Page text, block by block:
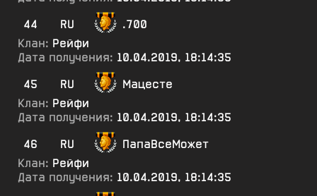
44
RU
.700
Клан: Рейфи
Дата получения: 10.04.2019, 18:14:35
45
RU
Мацесте
Клан: Рейфи
Дата получения: 10.04.2019, 18:14:35
46
RU
ПапаВсеМожет
Клан: Рейфи
Дата получения: 10.04.2019, 18:14:35